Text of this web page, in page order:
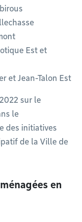
Est et
et Jean-Talon Est
sur le
le
des initiatives
de la Ville de
en